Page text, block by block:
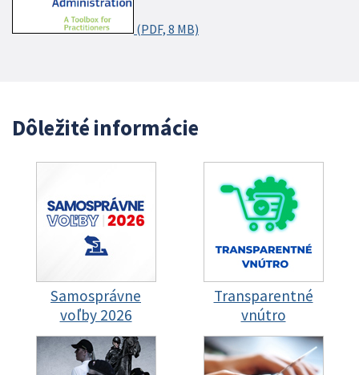
(PDF, 8 MB)
Dôležité informácie
Samosprávne
voľby 2026
Transparentné
vnútro